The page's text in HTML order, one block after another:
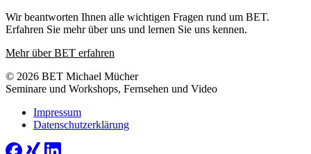
Wir beantworten Ihnen alle wichtigen Fragen rund um BET.
Erfahren Sie mehr über uns und lernen Sie uns kennen.
Mehr über BET erfahren
© 2026 BET Michael Mücher
Seminare und Workshops, Fernsehen und Video
Impressum
Datenschutzerklärung